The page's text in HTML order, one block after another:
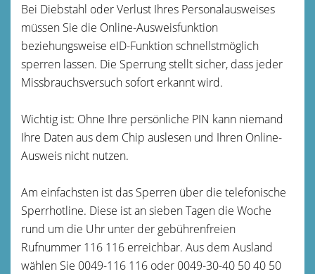
Bei Diebstahl oder Verlust Ihres Personalausweises
müssen Sie die Online-Ausweisfunktion
beziehungsweise eID-Funktionschnellstmöglich
sperren lassen. Die Sperrung stellt sicher, dass jeder
Missbrauchsversuch sofort erkannt wird.
Wichtig ist: Ohne Ihre persönliche PIN kann niemand
Ihre Daten aus dem Chip auslesen und Ihren Online-
Ausweis nicht nutzen.
Am einfachsten ist das Sperren über die telefonische
Sperrhotline. Diese ist an sieben Tagen die Woche
rund um die Uhr unter der gebührenfreien
Rufnummer 116 116 erreichbar. Aus dem Ausland
wählen Sie 0049-116 116 oder 0049-30-40 50 40 50